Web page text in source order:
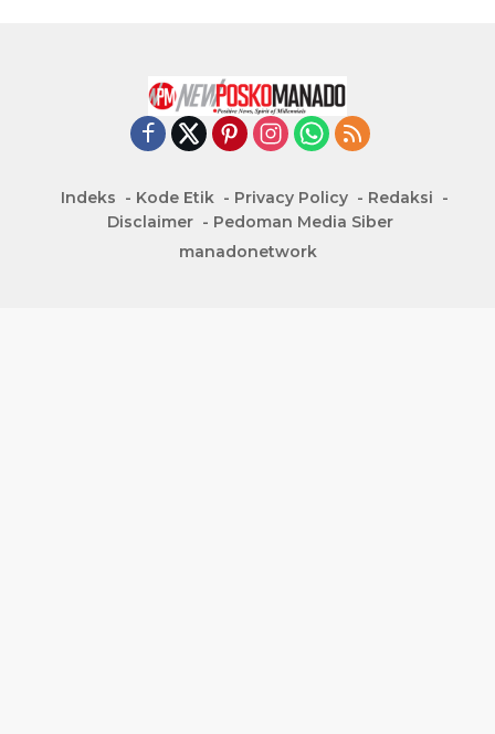
Indeks Kode Etik Privacy Policy
Redaksi
Disclaimer
Pedoman Media Siber
manadonetwork